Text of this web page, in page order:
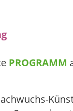
PROGRAMM